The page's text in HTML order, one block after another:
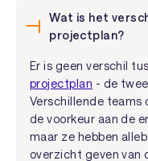
Wat is het
projectplan?
Er is geen verschil
projectplan - de
Verschillende teams
de voorkeur aan de
maar ze hebben
overzicht geven van